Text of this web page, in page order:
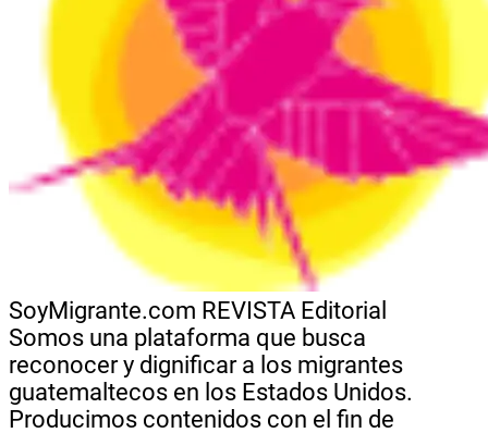
SoyMigrante.com REVISTA Editorial
Somos una plataforma que busca
reconocer y dignificar a los migrantes
guatemaltecos en los Estados Unidos.
Producimos contenidos con el fin de